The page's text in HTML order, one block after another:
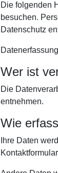
Die folgenden
besuchen.
Datenschutz
Wer ist
Die
entnehmen.
Wie
Ihre Daten